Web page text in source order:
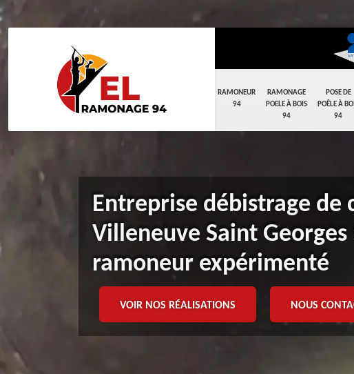
RAMONEUR
94
RAMONAGE
POELE À BOIS
94
POSE DE
POÊLE À
94
Entreprise débistrage de
Villeneuve Saint Georges
ramoneur expérimenté
VOIR NOS RÉALISATIONS NOUS